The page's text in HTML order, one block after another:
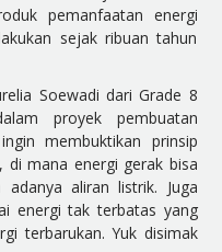
pemanfaatan energi
sejak ribuan tahun
Soewadi dari Grade 8
proyek pembuatan
membuktikan prinsip
di mana energi gerak bisa
aliran listrik. Juga
energi tak terbatas yang
terbarukan. Yuk disimak